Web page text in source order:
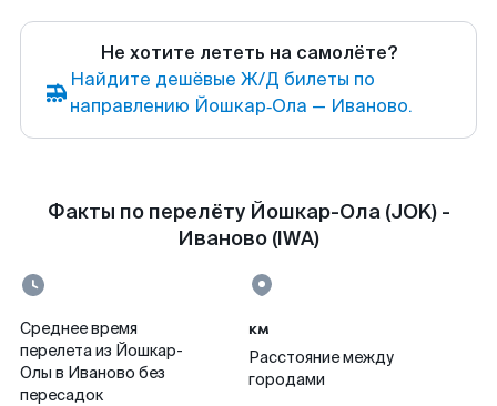
Не хотите лететь на самолёте?
Найдите дешёвые Ж/Д билеты по
направлению Йошкар‑Ола — Иваново.
Факты по перелёту Йошкар-Ола (JOK) -
Иваново (IWA)
Среднее время
перелета из Йошкар-
Олы в Иваново без
пересадок
км
Расстояние между
городами